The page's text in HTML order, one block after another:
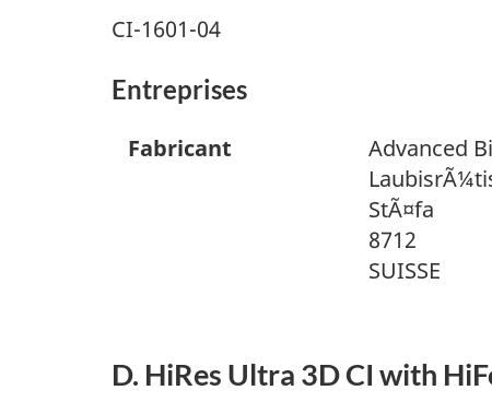
CI-1601-04
Entreprises
Fabricant
Advanced
StÃ¤fa
8712
SUISSE
D. HiRes Ultra 3D CI with